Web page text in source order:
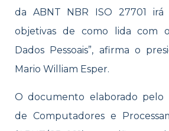
da ABNT NBR ISO 27701 irá
objetivas de como lida com
Dados Pessoais”, afirma o
Mario William Esper.
O documento elaborado pelo
de Computadores e